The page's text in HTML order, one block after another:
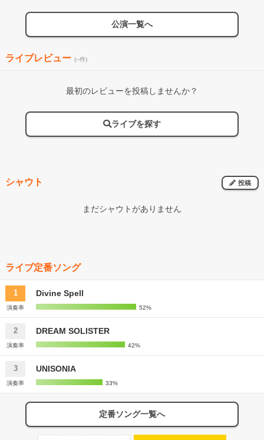
公演一覧へ
ライブレビュー (--件)
最初のレビューを投稿しませんか？
ライブを探す
シャウト 投稿
まだシャウトがありません
ライブ定番ソング
1 Divine Spell
演奏率 52%
2 DREAM SOLISTER
演奏率 42%
3 UNISONIA
演奏率 33%
定番ソング一覧へ